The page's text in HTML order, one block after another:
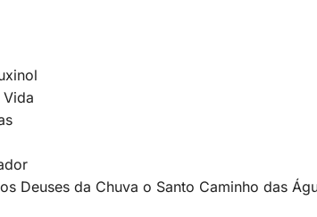
Deuses da Chuva o Santo Caminho das